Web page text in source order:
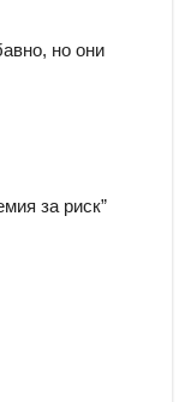
но они
за риск”